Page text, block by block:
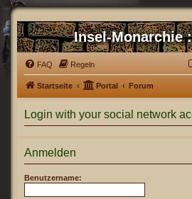
Insel-Monarchie
FAQ Regeln
Startseite Portal Forum
Login with your social network
Anmelden
Benutzername: